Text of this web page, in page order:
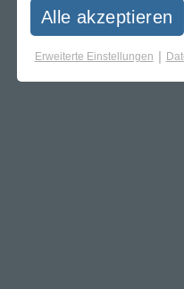
Alle akzeptieren
Erweiterte Einstellungen |